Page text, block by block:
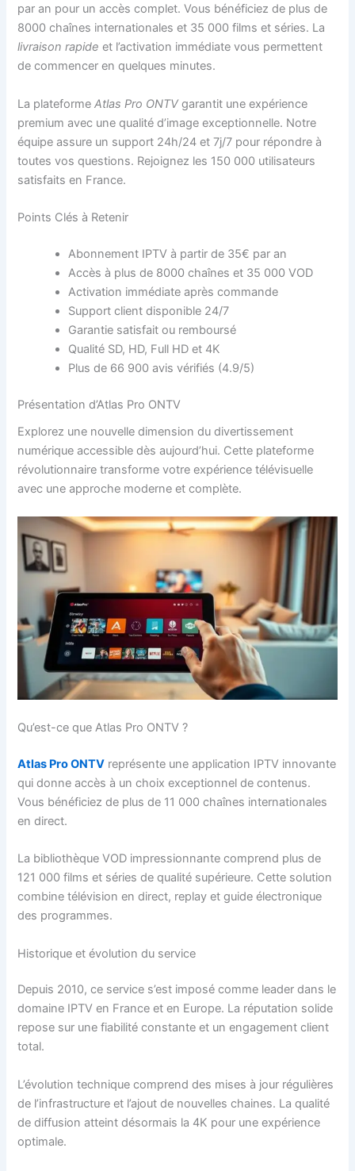
par an pour un accès complet. Vous bénéficiez de plus de
8000 chaînes internationales et 35 000 films et séries. La
livraison rapide et l’activation immédiate vous permettent
de commencer en quelques minutes.
La plateformeAtlas Pro ONTVgarantit une expérience
premium avec une qualité d’image exceptionnelle. Notre
équipe assure un support 24h/24 et 7j/7 pour répondre à
toutes vos questions. Rejoignez les 150 000 utilisateurs
satisfaits en France.
Points Clés à Retenir
Abonnement IPTV à partir de 35€ par an
Accès à plus de 8000 chaînes et 35 000 VOD
Activation immédiate après commande
Support client disponible 24/7
Garantie satisfait ou remboursé
Qualité SD, HD, Full HD et 4K
Plus de 66 900 avis vérifiés (4.9/5)
Présentation d’Atlas Pro ONTV
Explorez une nouvelle dimension du divertissement
numérique accessible dès aujourd’hui. Cette plateforme
révolutionnaire transforme votre expérience télévisuelle
avec une approche moderne et complète.
Qu’est-ce que Atlas Pro ONTV ?
Atlas Pro ONTV représente une application IPTV innovante
qui donne accès à un choix exceptionnel de contenus.
Vous bénéficiez de plus de 11 000 chaînes internationales
en direct.
La bibliothèque VOD impressionnante comprend plus de
121 000 films et séries de qualité supérieure. Cette solution
combine télévision en direct, replay et guide électronique
des programmes.
Historique et évolution du service
Depuis 2010, ce service s’est imposé comme leader dans le
domaine IPTV en France et en Europe. La réputation solide
repose sur une fiabilité constante et un engagement client
total.
L’évolution technique comprend des mises à jour régulières
de l’infrastructure et l’ajout de nouvelles chaines. La qualité
de diffusion atteint désormais la 4K pour une expérience
optimale.